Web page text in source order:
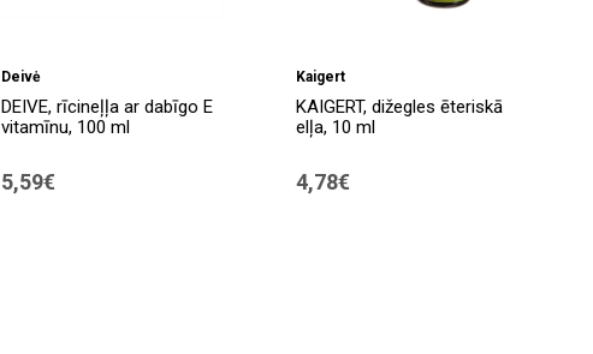
Deivė
DEIVE, rīcineļļa ar dabīgo E
vitamīnu, 100 ml
5,59€
Kaigert
KAIGERT, dižegles ēteriskā
elļa, 10 ml
4,78€